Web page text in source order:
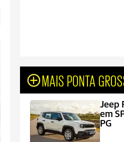
MAIS PONTA
Jeep
em
PG